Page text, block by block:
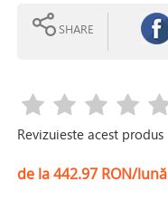
SHARE
Revizuieste acest produs
de la 442.97 RON/lună